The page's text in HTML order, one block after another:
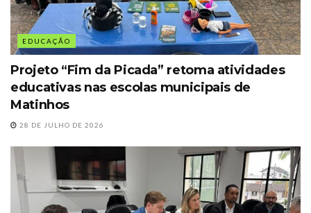
EDUCAÇÃO
Projeto “Fim da Picada” retoma atividades
educativas nas escolas municipais de
Matinhos
28 DE JULHO DE 2026